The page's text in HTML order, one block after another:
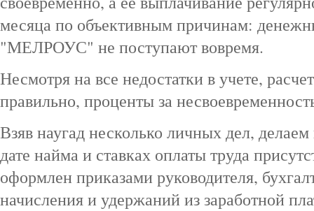
месяца по объективным причинам:
"МЕЛРОУС" не поступают вовремя.
Несмотря на все недостатки в учете,
правильно, проценты за
Взяв наугад несколько личных дел,
дате найма и ставках оплаты труда
оформлен приказами руководителя,
начисления и удержаний из заработной